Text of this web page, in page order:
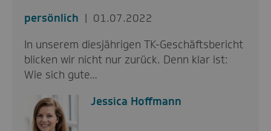
persönlich
01.07.2022
In unserem diesjährigen TK-Geschäftsbericht
blicken wir nicht nur zurück. Denn klar ist:
Wie sich gute…
Jessica Hoffmann